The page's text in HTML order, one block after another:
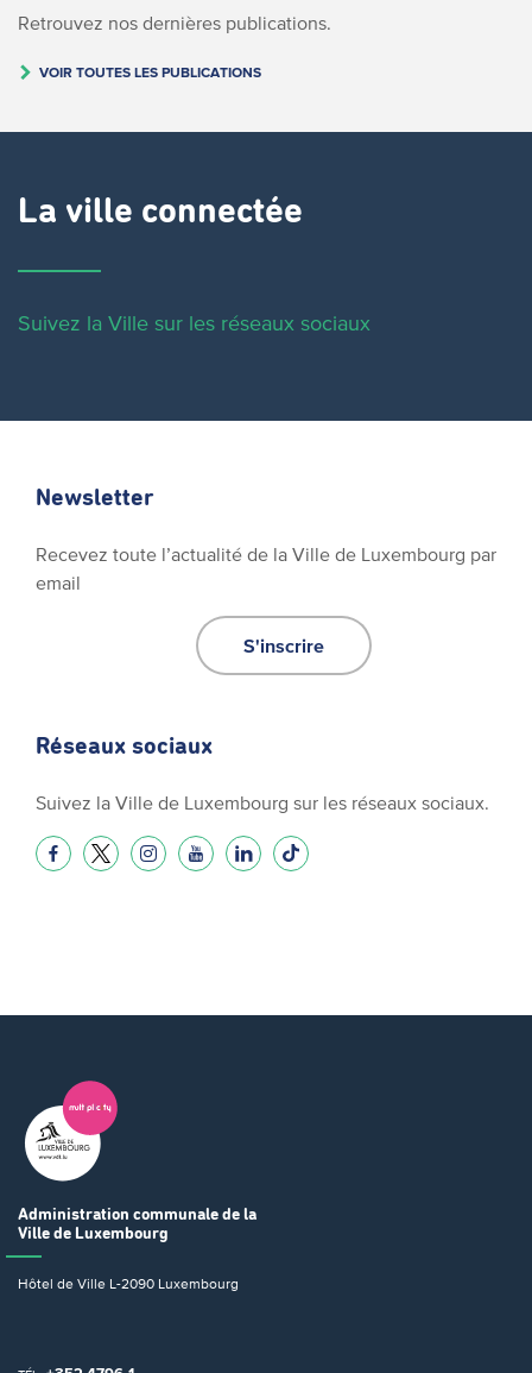
Retrouvez nos dernières publications.
VOIR TOUTES LES PUBLICATIONS
La ville connectée
Suivez la Ville sur les réseaux sociaux
Newsletter
Recevez toute l’actualité de la Ville de Luxembourg par
email
S'inscrire
Réseaux sociaux
Suivez la Ville de Luxembourg sur les réseaux sociaux.
Administration communale de la
Ville de Luxembourg
Hôtel de Ville L-2090 Luxembourg